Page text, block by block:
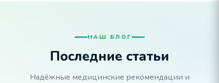
НАШ БЛОГ
Последние статьи
Надёжные медицинские рекомендации и